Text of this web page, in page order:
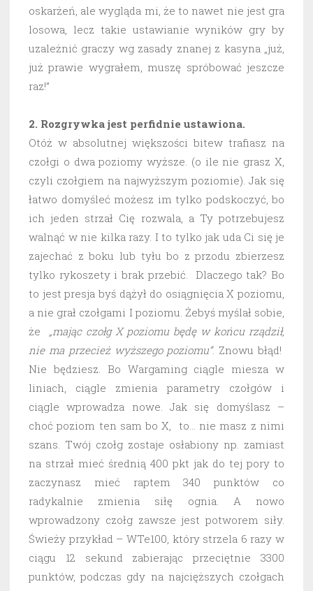
oskarżeń, ale wygląda mi, że to nawet nie jest gra
losowa, lecz takie ustawianie wyników gry by
uzależnić graczy wg zasady znanej z kasyna „już,
już prawie wygrałem, muszę spróbować jeszcze
raz!”
2. Rozgrywka jest perfidnie ustawiona.
Otóż w absolutnej większości bitew trafiasz na
czołgi o dwa poziomy wyższe. (o ile nie grasz X,
czyli czołgiem na najwyższym poziomie). Jak się
łatwo domyśleć możesz im tylko podskoczyć, bo
ich jeden strzał Cię rozwala, a Ty potrzebujesz
walnąć w nie kilka razy. I to tylko jak uda Ci się je
zajechać z boku lub tyłu bo z przodu zbierzesz
tylko rykoszety i brak przebić. Dlaczego tak? Bo
to jest presja byś dążył do osiągnięcia X poziomu,
a nie grał czołgami I poziomu. Żebyś myślał sobie,
że „mając czołg X poziomu będę w końcu rządził,
nie ma przecież wyższego poziomu”. Znowu błąd!
Nie będziesz. Bo Wargaming ciągle miesza w
liniach, ciągle zmienia parametry czołgów i
ciągle wprowadza nowe. Jak się domyślasz –
choć poziom ten sam bo X, to… nie masz z nimi
szans. Twój czołg zostaje osłabiony np. zamiast
na strzał mieć średnią 400 pkt jak do tej pory to
zaczynasz mieć raptem 340 punktów co
radykalnie zmienia siłę ognia. A nowo
wprowadzony czołg zawsze jest potworem siły.
Świeży przykład – WTe100, który strzela 6 razy w
ciągu 12 sekund zabierając przeciętnie 3300
punktów, podczas gdy na najcięższych czołgach